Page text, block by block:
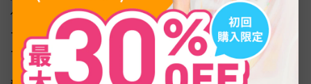
化している手口です。最終的に宝石店やオーダーメイドス
ーツ店に連れていかれ、高額な商品を売りつけられるパタ
ーンが多く報告されています。